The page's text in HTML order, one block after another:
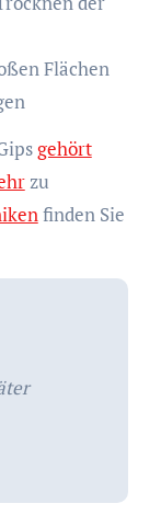
Flächen
gehört
zu
finden Sie